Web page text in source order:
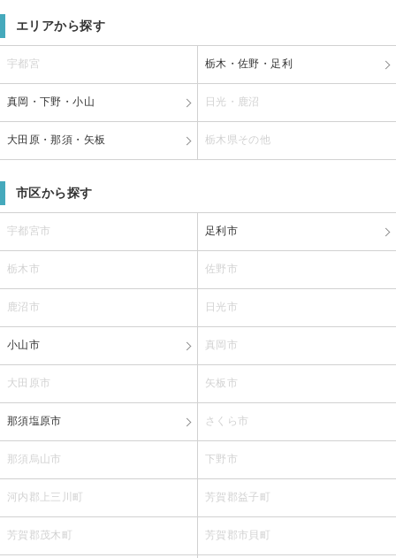
エリアから探す
宇都宮 栃木・佐野・足利
真岡・下野・小山 日光・鹿沼
大田原・那須・矢板 栃木県その他
市区から探す
宇都宮市 足利市
栃木市 佐野市
鹿沼市 日光市
小山市 真岡市
大田原市 矢板市
那須塩原市 さくら市
那須烏山市 下野市
河内郡上三川町 芳賀郡益子町
芳賀郡茂木町 芳賀郡市貝町